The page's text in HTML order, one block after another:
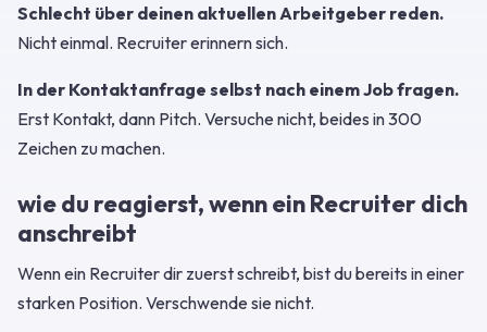
Schlecht über deinen aktuellen Arbeitgeber reden.
Nicht einmal. Recruiter erinnern sich.
In der Kontaktanfrage selbst nach einem Job fragen.
Erst Kontakt, dann Pitch. Versuche nicht, beides in 300
Zeichen zu machen.
wie du reagierst, wenn ein Recruiter dich
anschreibt
Wenn ein Recruiter dir zuerst schreibt, bist du bereits in einer
starken Position. Verschwende sie nicht.